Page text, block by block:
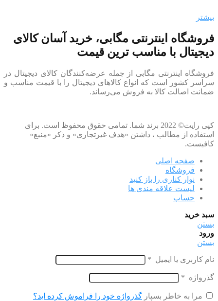
بیشتر
فروشگاه اینترنتی مگابی، خرید آسان کالای
دیجیتال با مناسب ترین قیمت
فروشگاه اینترنتی مگابی از جمله عرضه‌کنندگان کالای دیجیتال در
سراسر کشور است که انواع کالاهای دیجیتال را با قیمت مناسب و
ضمانت اصالت کالا به فروش می‌رساند.
کپی رایت© 2022 برند شما. تمامی حقوق محفوظ است. برای
استفاده از مطالب ، داشتن «هدف غیرتجاری» و ذکر «منبع»
کافیست.
صفحه اصلی
فروشگاه
نوار کناری را باز کنید
لیست علاقه مندی ها
حساب
سبد خرید
بستن
ورود
بستن
نام کاربری یا ایمیل *
گذرواژه *
مرا به خاطر بسپار گذرواژه خود را فراموش کرده اید؟